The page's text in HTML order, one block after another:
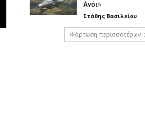
Ανόι»
Στάθης Βασιλείου
Φόρτωση περισσοτέρων